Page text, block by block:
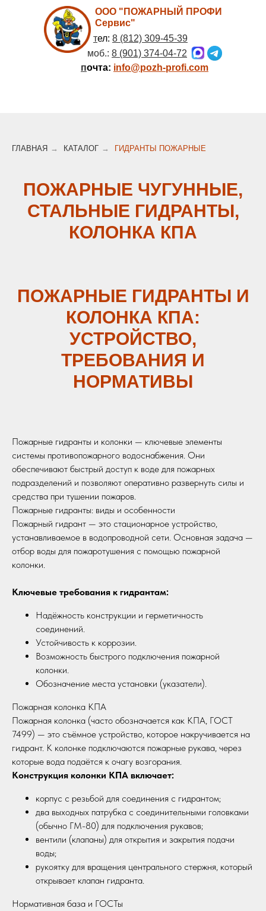
ООО "ПОЖАРНЫЙ ПРОФИ
Сервис"
почта: info@pozh-profi.com
тел: 8 (812) 309-45-39
моб.: 8 (901) 374-04-72
ГЛАВНАЯ → КАТАЛОГ → ГИДРАНТЫ ПОЖАРНЫЕ
ПОЖАРНЫЕ ЧУГУННЫЕ,
СТАЛЬНЫЕ ГИДРАНТЫ,
КОЛОНКА КПА
ПОЖАРНЫЕ ГИДРАНТЫ И
КОЛОНКА КПА:
УСТРОЙСТВО,
ТРЕБОВАНИЯ И
НОРМАТИВЫ
Пожарные гидранты и колонки — ключевые элементы
системы противопожарного водоснабжения. Они
обеспечивают быстрый доступ к воде для пожарных
подразделений и позволяют оперативно развернуть силы и
средства при тушении пожаров.
Пожарные гидранты: виды и особенности
Пожарный гидрант — это стационарное устройство,
устанавливаемое в водопроводной сети. Основная задача —
отбор воды для пожаротушения с помощью пожарной
колонки.
Ключевые требования к гидрантам:
Надёжность конструкции и герметичность
соединений.
Устойчивость к коррозии.
Возможность быстрого подключения пожарной
колонки.
Обозначение места установки (указатели).
Пожарная колонка КПА
Пожарная колонка (часто обозначается как КПА, ГОСТ
7499) — это съёмное устройство, которое накручивается на
гидрант. К колонке подключаются пожарные рукава, через
которые вода подаётся к очагу возгорания.
Конструкция колонки КПА включает:
корпус с резьбой для соединения с гидрантом;
два выходных патрубка с соединительными головками
(обычно ГМ-80) для подключения рукавов;
вентили (клапаны) для открытия и закрытия подачи
воды;
рукоятку для вращения центрального стержня, который
открывает клапан гидранта.
Нормативная база и ГОСТы